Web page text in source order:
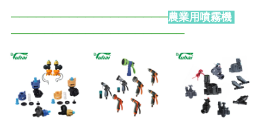
───────────────────
─────────────────────